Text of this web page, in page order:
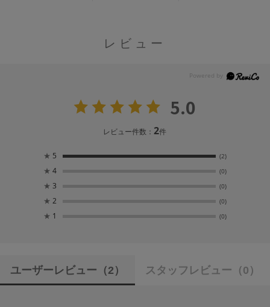
レビュー
5.0
レビュー件数：2件
★ 5 (2)
★ 4 (0)
★ 3 (0)
★ 2 (0)
★ 1 (0)
ユーザーレビュー （2） スタッフレビュー （0）